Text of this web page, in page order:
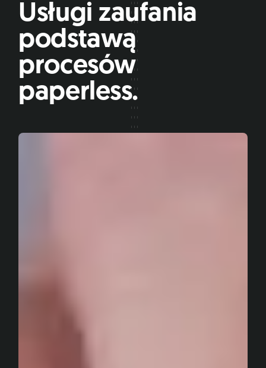
Usługi zaufania
podstawą
procesów
paperless.